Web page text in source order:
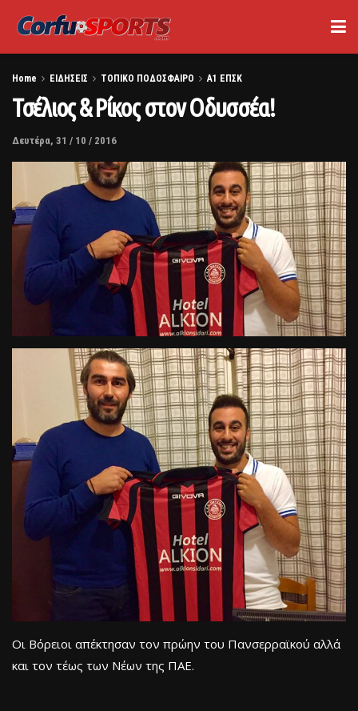
Home ΕΙΔΗΣΕΙΣ ΤΟΠΙΚΟ ΠΟΔΟΣΦΑΙΡΟ Α1 ΕΠΣΚ
Τσέλιος & Ρίκος στον Οδυσσέα!
Δευτέρα, 31 / 10 / 2016
Οι Βόρειοι απέκτησαν τον πρώην του Πανσερραϊκού αλλά
και τον τέως των Νέων της ΠΑΕ.